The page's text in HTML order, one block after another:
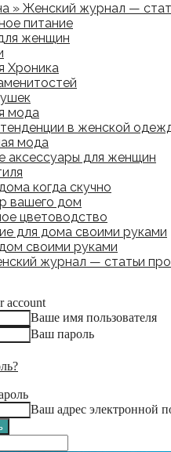
» Женский журнал —
питание
женщин
Хроника
мода
в женской
мода
аксессуары для женщин
когда скучно
вашего дом
цветоводство
для дома своими руками
своими руками
журнал — статьи
account
Ваше имя пользователя
Ваш пароль
Ваш адрес электронной